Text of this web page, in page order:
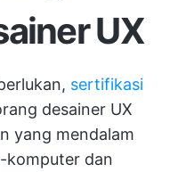
UX
sertifikasi
desainer UX
yang mendalam
komputer dan